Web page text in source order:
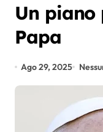
Un piano
Papa
Ago 29, 2025